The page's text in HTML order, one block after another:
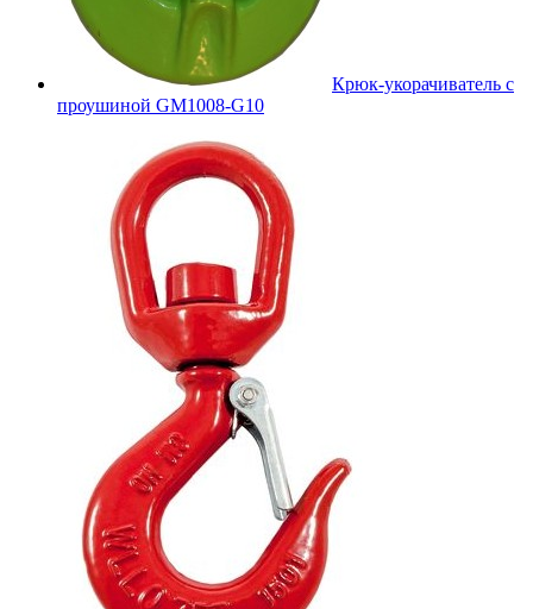
Крюк-укорачиватель с
проушиной GM1008-G10